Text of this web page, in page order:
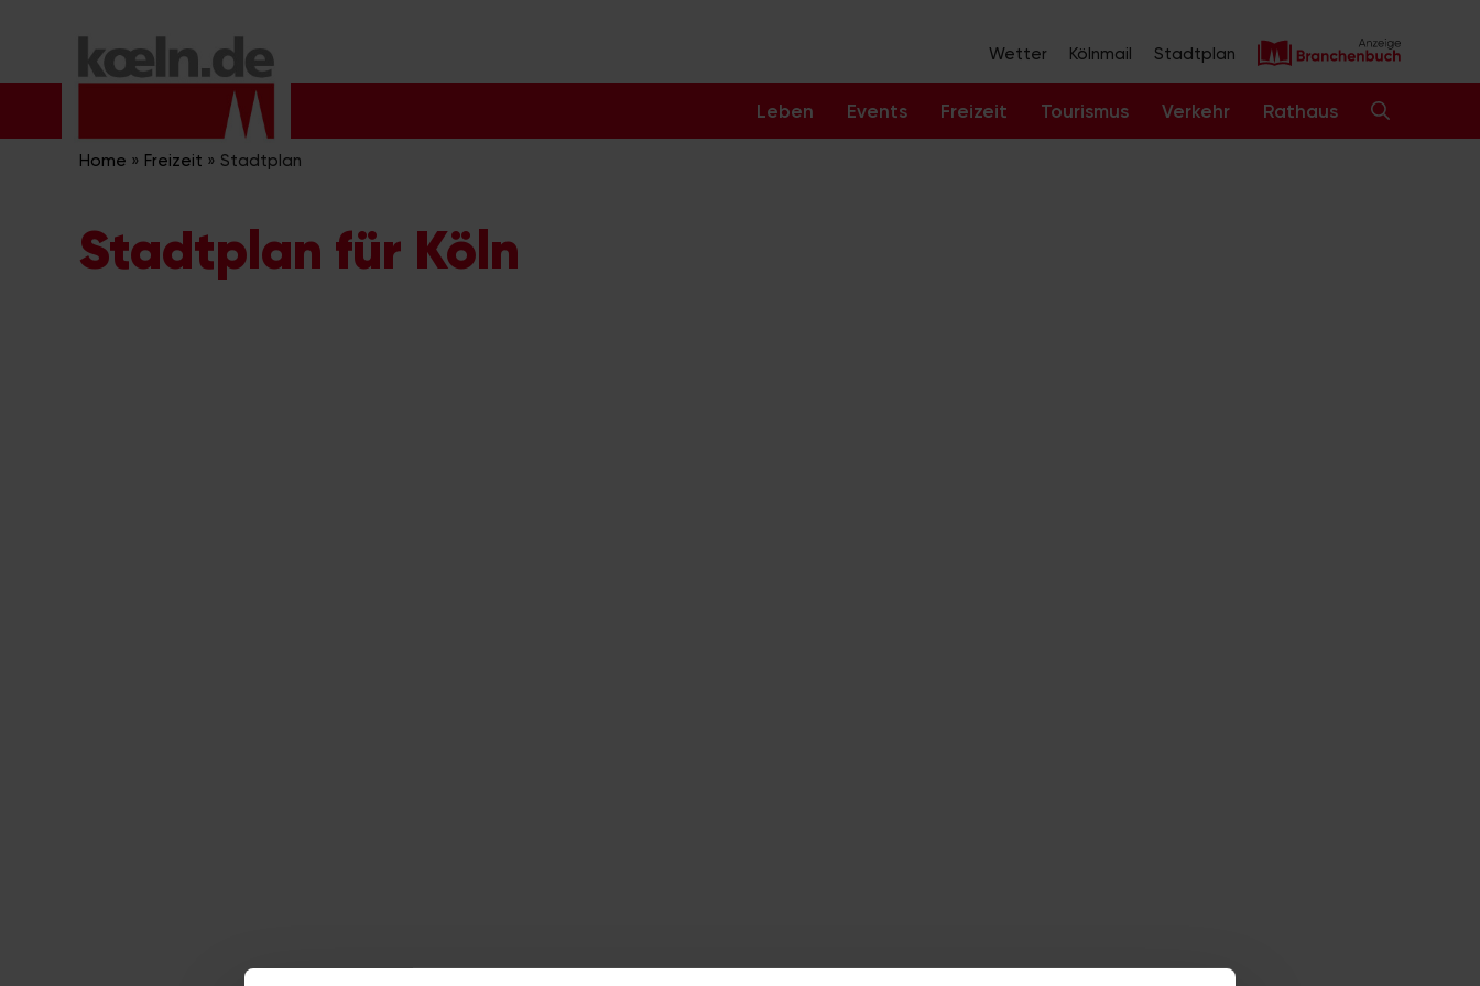
Inhalt
Wetter Kölnmail Stadtplan
Leben Events Freizeit Tourismus Verkehr Rathaus
Home » Freizeit » Stadtplan
Stadtplan für Köln